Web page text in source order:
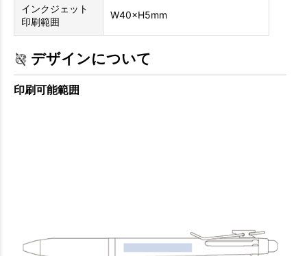
インクジェット
印刷範囲
W40×H5mm
デザインについて
印刷可能範囲